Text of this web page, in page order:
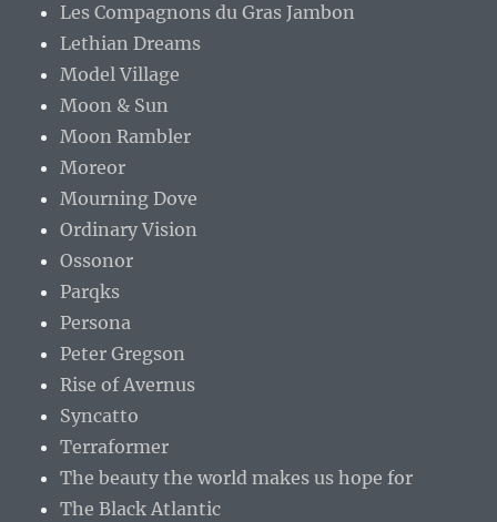
Les Compagnons du Gras Jambon
Lethian Dreams
Model Village
Moon & Sun
Moon Rambler
Moreor
Mourning Dove
Ordinary Vision
Ossonor
Parqks
Persona
Peter Gregson
Rise of Avernus
Syncatto
Terraformer
The beauty the world makes us hope for
The Black Atlantic